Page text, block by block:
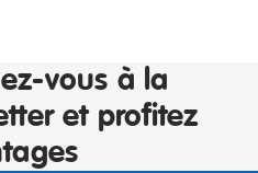
vous à la
et profitez